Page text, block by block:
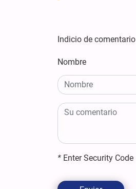
Indicio de comentario
Nombre
* Enter Security Code